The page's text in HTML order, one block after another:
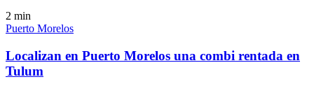
2 min
Puerto Morelos
Localizan en Puerto Morelos una combi rentada en
Tulum